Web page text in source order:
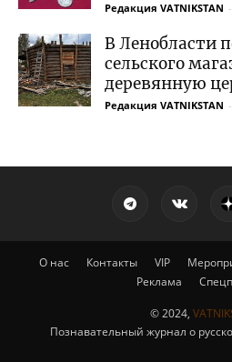
Редакция VATNIKSTAN -
В Ленобласти
сельского
деревянную
Редакция VATNIKSTAN -
О нас Контакты VIP
Реклама
© 2024,
Познавательный журнал о